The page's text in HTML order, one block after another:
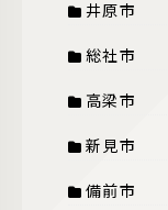
井原市
総社市
高梁市
新見市
備前市